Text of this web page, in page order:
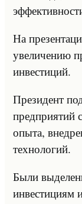
На
увеличению
инвестиций.
Президент
предприятий
опыта,
технологий.
Были
инвестициям